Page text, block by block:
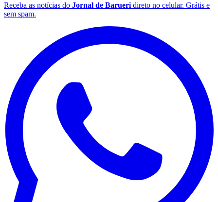
Receba as notícias do Jornal de Barueri direto no celular. Grátis e
sem spam.